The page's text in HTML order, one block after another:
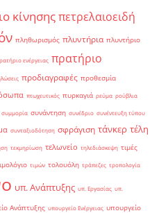
κίνησηςπετρελαιοειδή
πληθωρισμός πλυντήρια πλυντήριο
ενέργειας πρατήριο
προδιαγραφές προθεσμία
πτωχευτικός πυρκαγιά ρεύμα ρούβλια
συμμορία συνάντηση συνέδριο συνέντευξη τύπου
συνταξιοδότηση σφράγιση τάνκερ τέλη
τεκμηρίωση τελωνείο τηλεδιάσκεψη τιμές
τιμών τολουόλη τράπεζες τροπολογία
υπ. Ανάπτυξης υπ. Εργασίας υπ.
Ανάπτυξης υπουργείο Ενέργειας υπουργείο